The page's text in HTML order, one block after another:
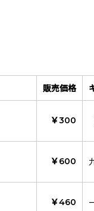
販売価格
￥300
￥600
￥460